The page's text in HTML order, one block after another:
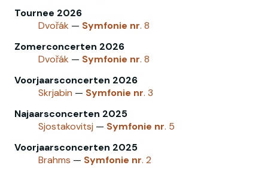
Tournee 2026
Dvořák — Symfonie nr. 8
Zomerconcerten 2026
Dvořák — Symfonie nr. 8
Voorjaarsconcerten 2026
Skrjabin — Symfonie nr. 3
Najaarsconcerten 2025
Sjostakovitsj — Symfonie nr. 5
Voorjaarsconcerten 2025
Brahms — Symfonie nr. 2